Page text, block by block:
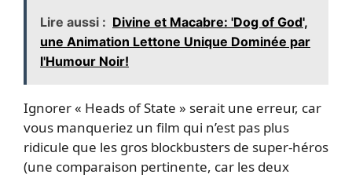
Lire aussi : Divine et Macabre: 'Dog of God',
une Animation Lettone Unique Dominée par
l'Humour Noir!
Ignorer « Heads of State » serait une erreur, car
vous manqueriez un film qui n’est pas plus
ridicule que les gros blockbusters de super-héros
(une comparaison pertinente, car les deux